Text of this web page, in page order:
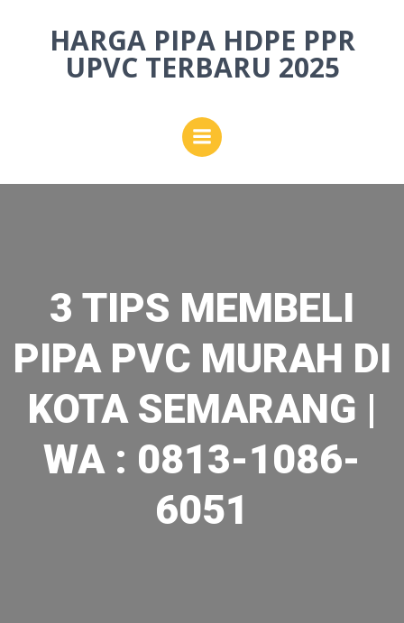
to
content
HARGA PIPA HDPE PPR
UPVC TERBARU 2025
3 TIPS MEMBELI
PIPA PVC MURAH DI
KOTA SEMARANG |
WA : 0813-1086-
6051